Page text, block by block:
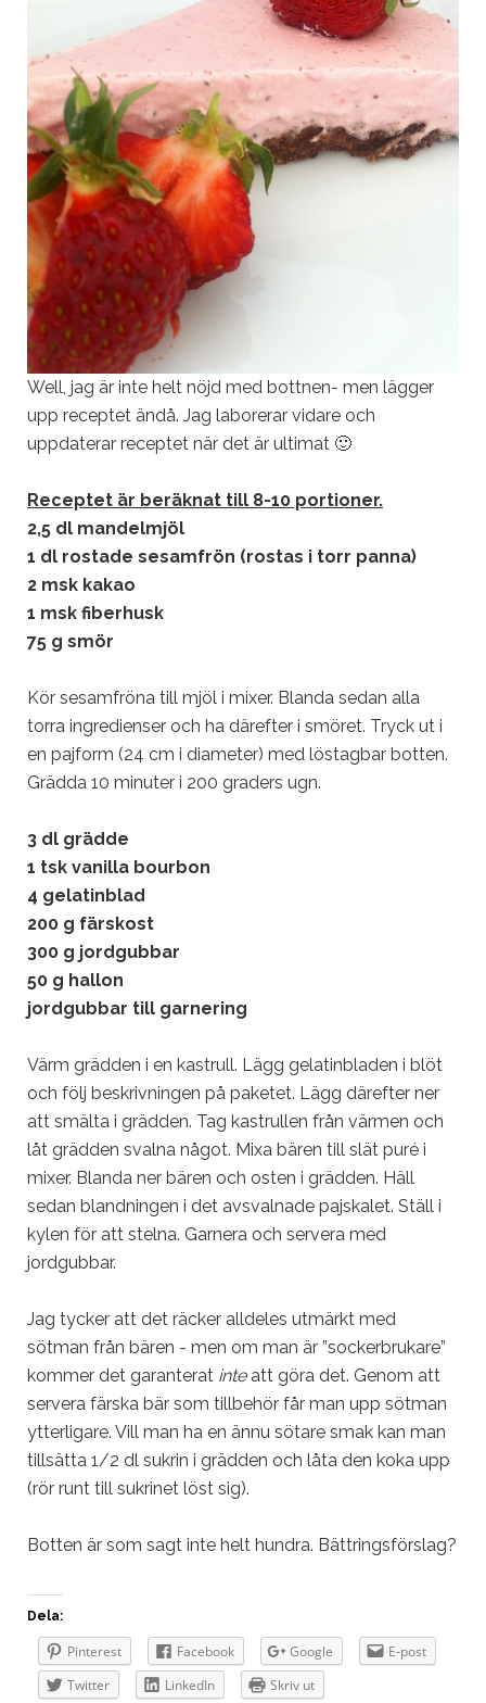
Well, jag är inte helt nöjd med bottnen- men lägger
upp receptet ändå. Jag laborerar vidare och
uppdaterar receptet när det är ultimat 🙂
Receptet är beräknat till 8-10 portioner.
2,5 dl mandelmjöl
1 dl rostade sesamfrön (rostas i torr panna)
2 msk kakao
1 msk fiberhusk
75 g smör
Kör sesamfröna till mjöl i mixer. Blanda sedan alla
torra ingredienser och ha därefter i smöret. Tryck ut i
en pajform (24 cm i diameter) med löstagbar botten.
Grädda 10 minuter i 200 graders ugn.
3 dl grädde
1 tsk vanilla bourbon
4 gelatinblad
200 g färskost
300 g jordgubbar
50 g hallon
jordgubbar till garnering
Värm grädden i en kastrull. Lägg gelatinbladen i blöt
och följ beskrivningen på paketet. Lägg därefter ner
att smälta i grädden. Tag kastrullen från värmen och
låt grädden svalna något. Mixa bären till slät puré i
mixer. Blanda ner bären och osten i grädden. Häll
sedan blandningen i det avsvalnade pajskalet. Ställ i
kylen för att stelna. Garnera och servera med
jordgubbar.
Jag tycker att det räcker alldeles utmärkt med
sötman från bären - men om man är ”sockerbrukare”
kommer det garanterat inteatt göra det. Genom att
servera färska bär som tillbehör får man upp sötman
ytterligare. Vill man ha en ännu sötare smak kan man
tillsätta 1/2 dl sukrin i grädden och låta den koka upp
(rör runt till sukrinet löst sig).
Botten är som sagt inte helt hundra. Bättringsförslag?
Dela:
Pinterest Facebook Google
E-post
Twitter
LinkedIn Skriv ut